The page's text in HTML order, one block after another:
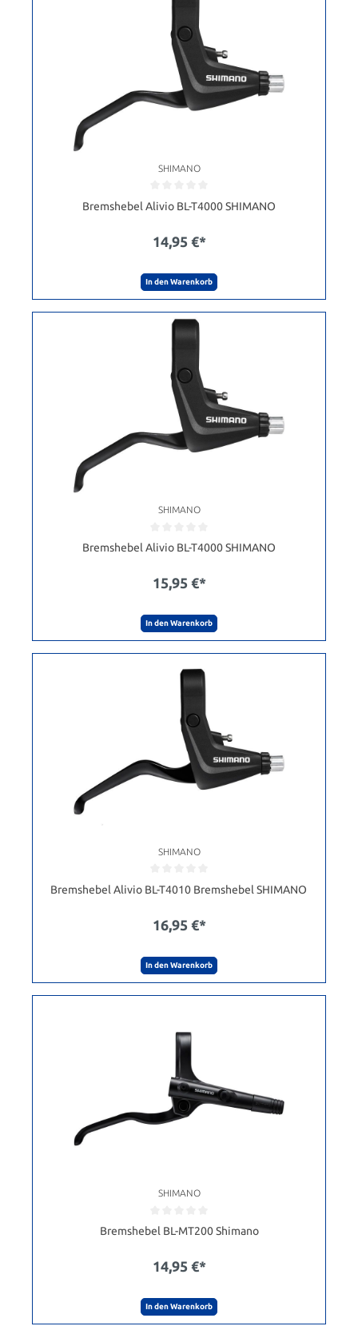
SHIMANO
Bremshebel Alivio BL-T4000 SHIMANO
14,95 €*
In den Warenkorb
SHIMANO
Bremshebel Alivio BL-T4000 SHIMANO
15,95 €*
In den Warenkorb
SHIMANO
Bremshebel Alivio BL-T4010 Bremshebel SHIMANO
16,95 €*
In den Warenkorb
SHIMANO
Bremshebel BL-MT200 Shimano
14,95 €*
In den Warenkorb